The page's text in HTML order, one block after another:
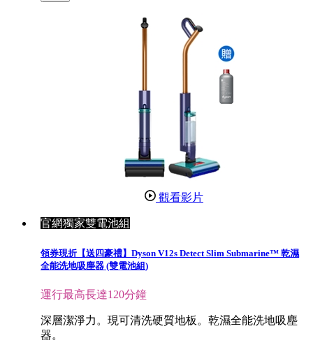
觀看影片
官網獨家雙電池組
領券現折【送四豪禮】Dyson V12s Detect Slim Submarine™ 乾濕
全能洗地吸塵器 (雙電池組)
運行最高長達120分鐘
深層潔淨力。現可清洗硬質地板。乾濕全能洗地吸塵
器。